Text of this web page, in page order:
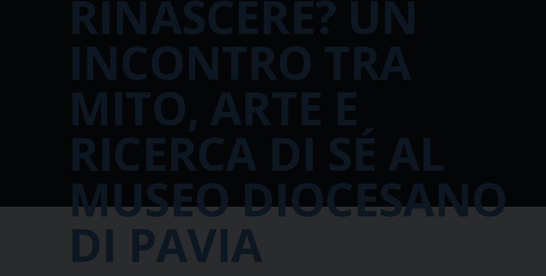
RINASCERE? UN
INCONTRO TRA
MITO, ARTE E
RICERCA DI SÉ AL
MUSEO DIOCESANO
DI PAVIA